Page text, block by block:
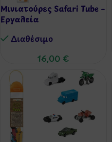
Μινιατούρες Safari Tube –
Εργαλεία
Διαθέσιμo
16,00 €